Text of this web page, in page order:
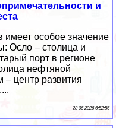
и
имеет особое значение
Осло – столица и
порт в регионе
нефтяной
центр развития
28 06 2026 6:52:56